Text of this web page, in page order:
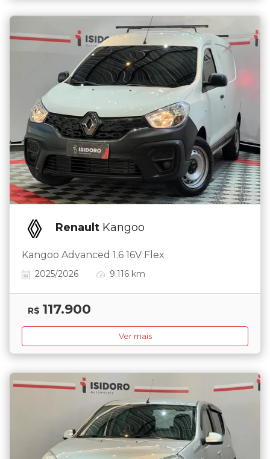
Renault Kangoo
Kangoo Advanced 1.6 16V Flex
2025/2026 9.116 km
R$ 117.900
Ver mais